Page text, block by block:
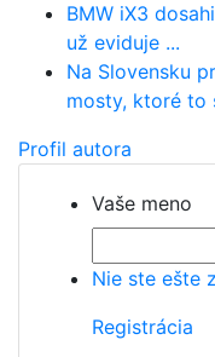
BMW iX3
už eviduje ...
Na Slovensku
mosty, ktoré to
Profil autora
Vaše meno
Nie ste ešte
Registrácia